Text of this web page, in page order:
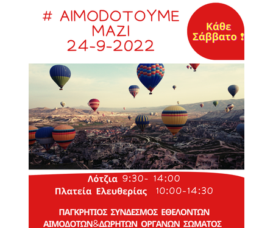
2011
2010
ΤΟΠΟΣ
ΠΟΛΙΤΙΣΜΟΣ